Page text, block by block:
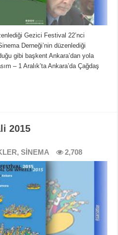
Gezici Festival 22’nci
Derneği’nin düzenlediği
gibi başkent Ankara’dan yola
– 1 Aralık’ta Ankara’da Çağdaş
2015
,SİNEMA 2,708